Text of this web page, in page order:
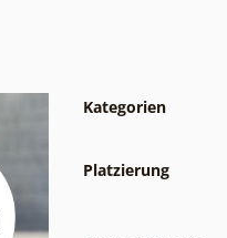
Kategorien
Platzierung